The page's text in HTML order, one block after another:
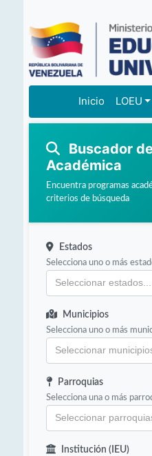
Inicio LOEU
Buscador
Académica
Encuentra programas
criterios de búsqueda
Estados
Selecciona uno o más
Municipios
Selecciona uno o más
Parroquias
Selecciona una o más
Institución (IEU)